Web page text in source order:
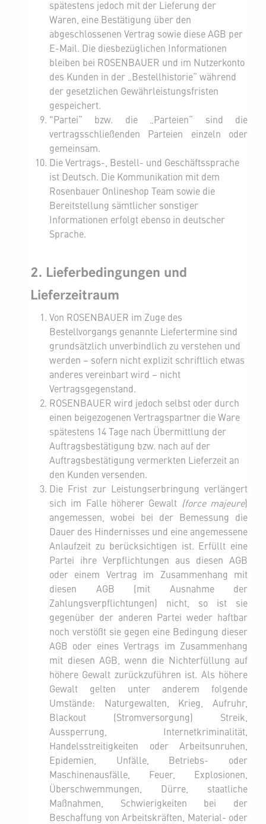
spätestens jedoch mit der Lieferung der
Waren, eine Bestätigung über den
abgeschlossenen Vertrag sowie diese AGB per
E-Mail. Die diesbezüglichen Informationen
bleiben bei ROSENBAUER und im Nutzerkonto
des Kunden in der „Bestellhistorie“ während
der gesetzlichen Gewährleistungsfristen
gespeichert.
"Partei“ bzw. die „Parteien“ sind die
vertragsschließenden Parteien einzeln oder
gemeinsam.
Die Vertrags-, Bestell- und Geschäftssprache
ist Deutsch. Die Kommunikation mit dem
Rosenbauer Onlineshop Team sowie die
Bereitstellung sämtlicher sonstiger
Informationen erfolgt ebenso in deutscher
Sprache.
2. Lieferbedingungen und
Lieferzeitraum
Von ROSENBAUER im Zuge des
Bestellvorgangs genannte Liefertermine sind
grundsätzlich unverbindlich zu verstehen und
werden – sofern nicht explizit schriftlich etwas
anderes vereinbart wird – nicht
Vertragsgegenstand.
ROSENBAUER wird jedoch selbst oder durch
einen beigezogenen Vertragspartner die Ware
spätestens 14 Tage nach Übermittlung der
Auftragsbestätigung bzw. nach auf der
Auftragsbestätigung vermerkten Lieferzeit an
den Kunden versenden.
Die Frist zur Leistungserbringung verlängert
sich im Falle höherer Gewalt (force majeure)
angemessen, wobei bei der Bemessung die
Dauer des Hindernisses und eine angemessene
Anlaufzeit zu berücksichtigen ist. Erfüllt eine
Partei ihre Verpflichtungen aus diesen AGB
oder einem Vertrag im Zusammenhang mit
diesen AGB (mit Ausnahme der
Zahlungsverpflichtungen) nicht, so ist sie
gegenüber der anderen Partei weder haftbar
noch verstößt sie gegen eine Bedingung dieser
AGB oder eines Vertrags im Zusammenhang
mit diesen AGB, wenn die Nichterfüllung auf
höhere Gewalt zurückzuführen ist. Als höhere
Gewalt gelten unter anderem folgende
Umstände: Naturgewalten, Krieg, Aufruhr,
Blackout (Stromversorgung) Streik,
Aussperrung, Internetkriminalität,
Handelsstreitigkeiten oder Arbeitsunruhen,
Epidemien, Unfälle, Betriebs- oder
Maschinenausfälle, Feuer, Explosionen,
Überschwemmungen, Dürre, staatliche
Maßnahmen, Schwierigkeiten bei der
Beschaffung von Arbeitskräften, Material- oder